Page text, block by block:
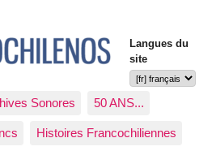
Langues du
site
Sonores 50 ANS...
Histoires Francochiliennes